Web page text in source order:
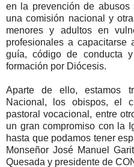
en la prevención de abusos
una comisión nacional y
menores y adultos en
profesionales a
guía, código de conducta
formación por Diócesis.
Aparte de ello, estamos
Nacional, los obispos, el
pastoral vocacional, entre
un gran compromiso con la
hasta que podamos tener
Monseñor José Manuel
Quesada y presidente de